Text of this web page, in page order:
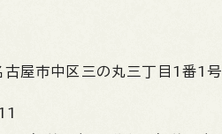
古屋市中区三の丸三丁目1番1号